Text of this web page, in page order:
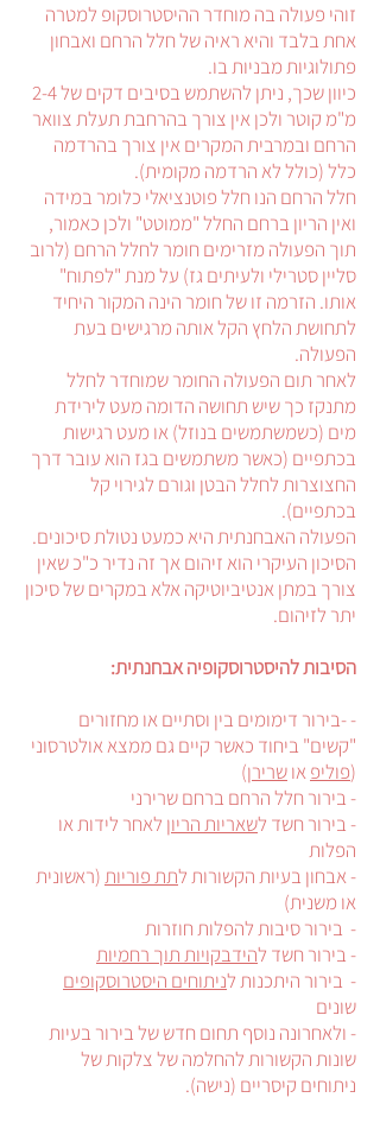
זוהי פעולה בה מוחדר ההיסטרוסקופ למטרה
אחת בלבד והיא ראיה של חלל הרחם ואבחון
פתולוגיות מבניות בו.
כיוון שכך, ניתן להשתמש בסיבים דקים של 2-4
מ"מ קוטר ולכן אין צורך בהרחבת תעלת צוואר
הרחם ובמרבית המקרים אין צורך בהרדמה
כלל (כולל לא הרדמה מקומית).
חלל הרחם הנו חלל פוטנציאלי כלומר במידה
ואין הריון ברחם החלל "ממוטט" ולכן כאמור,
תוך הפעולה מזרימים חומר לחלל הרחם (לרוב
סליין סטרילי ולעיתים גז) על מנת "לפתוח"
אותו. הזרמה זו של חומר הינה המקור היחיד
לתחושת הלחץ הקל אותה מרגישים בעת
הפעולה.
לאחר תום הפעולה החומר שמוחדר לחלל
מתנקז כך שיש תחושה הדומה מעט לירידת
מים (כשמשתמשים בנוזל) או מעט רגישות
בכתפיים (כאשר משתמשים בגז הוא עובר דרך
החצוצרות לחלל הבטן וגורם לגירוי קל
בכתפיים).
הפעולה האבחנתית היא כמעט נטולת סיכונים.
הסיכון העיקרי הוא זיהום אך זה נדיר כ"כ שאין
צורך במתן אנטיביוטיקה אלא במקרים של סיכון
יתר לזיהום.
הסיבות להיסטרוסקופיה אבחנתית:
- -בירור דימומים בין וסתיים או מחזורים
"קשים" ביחוד כאשר קיים גם ממצא אולטרסוני
(פוליפאושרירן)
- בירור חלל הרחם ברחם שרירני
- בירור חשד לשאריות הריון לאחר לידות או
הפלות
- אבחון בעיות הקשורות לתת פוריות(ראשונית
או משנית)
- בירור סיבות להפלות חוזרות
- בירור חשד להידבקויות תוך רחמיות
- בירור היתכנות לניתוחים היסטרוסקופים
שונים
- ולאחרונה נוסף תחום חדש של בירור בעיות
שונות הקשורות להחלמה של צלקות של
ניתוחים קיסריים (נישה).